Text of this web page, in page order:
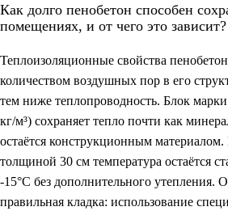
Как долго пенобетон способен
помещениях, и от чего это зависит?
Теплоизоляционные свойства
количеством воздушных пор в его
тем ниже теплопроводность. Блок
кг/м³) сохраняет тепло почти как
остаётся конструкционным
толщиной 30 см температура остаётся
-15°C без дополнительного утепления.
правильная кладка: использование